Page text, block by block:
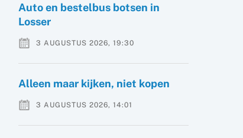
Auto en bestelbus botsen in
Losser
3 AUGUSTUS 2026, 19:30
Alleen maar kijken, niet kopen
3 AUGUSTUS 2026, 14:01